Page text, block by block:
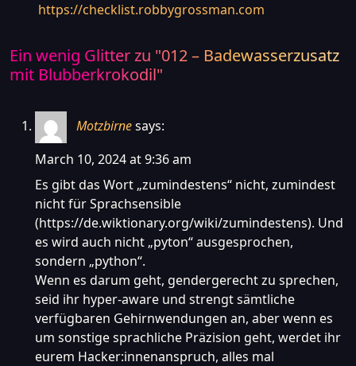
https://checklist.robbygrossman.com
Ein wenig Glitter zu "012 – Badewasserzusatz
mit Blubberkrokodil"
Motzbirnesays:
March 10, 2024 at 9:36 am
Es gibt das Wort „zumindestens“ nicht, zumindest
nicht für Sprachsensible
(https://de.wiktionary.org/wiki/zumindestens). Und
es wird auch nicht „pyton“ ausgesprochen,
sondern „python“.
Wenn es darum geht, gendergerecht zu sprechen,
seid ihr hyper-aware und strengt sämtliche
verfügbaren Gehirnwendungen an, aber wenn es
um sonstige sprachliche Präzision geht, werdet ihr
eurem Hacker:innenanspruch, alles mal